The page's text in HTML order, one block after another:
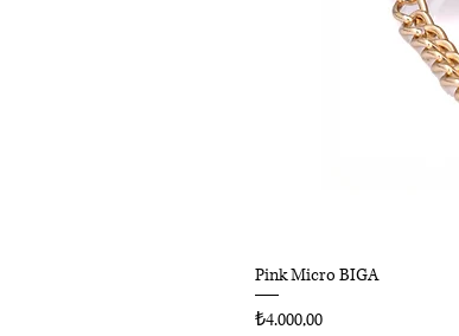
Pink Micro BIGA
Fiyat
₺4.000,00